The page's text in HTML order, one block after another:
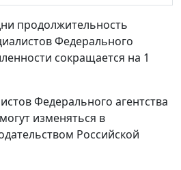
продолжительность
Федерального
сокращается на 1
Федерального агентства
изменяться в
Российской